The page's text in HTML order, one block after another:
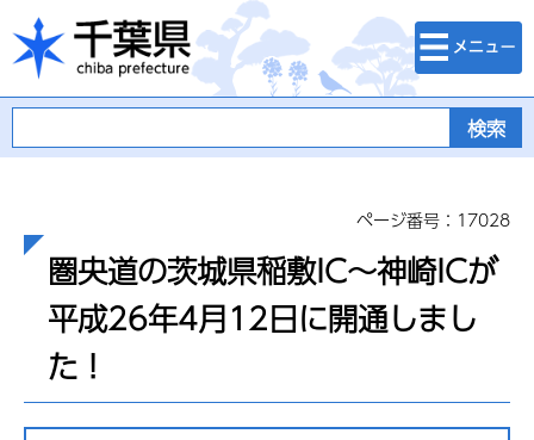
千葉県
検索・メニュ
ー
ページ番号：17028
圏央道の茨城県稲敷IC～神崎ICが
平成26年4月12日に開通しまし
た！